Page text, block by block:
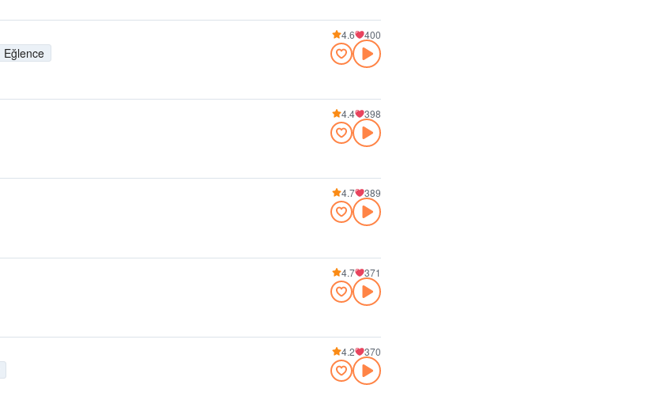
Eğlence
4.6 400
4.4 398
4.7 389
4.7 371
4.2 370